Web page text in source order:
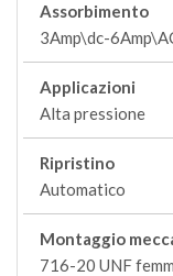
Assorbimento
3Amp\dc-
Applicazioni
Alta pressione
Ripristino
Automatico
Montaggio
716-20 UNF